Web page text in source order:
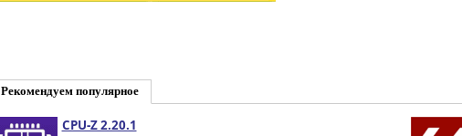
Рекомендуем популярное
CPU-Z 2.20.1